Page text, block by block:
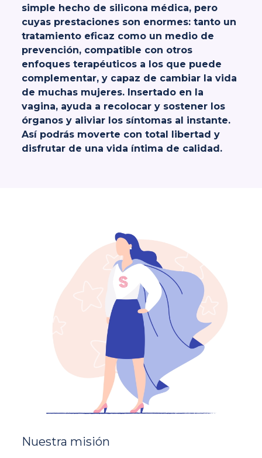
simple hecho de silicona médica, pero
cuyas prestaciones son enormes: tanto un
tratamiento eficaz como un medio de
prevención, compatible con otros
enfoques terapéuticos a los que puede
complementar, y capaz de cambiar la vida
de muchas mujeres. Insertado en la
vagina, ayuda a recolocar y sostener los
órganos y aliviar los síntomas al instante.
Así podrás moverte con total libertad y
disfrutar de una vida íntima de calidad.
Nuestra misión